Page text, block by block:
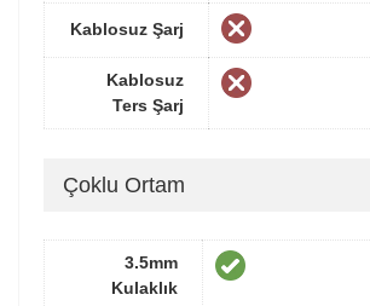
Kablosuz Şarj
Kablosuz
Ters Şarj
Çoklu Ortam
3.5mm
Kulaklık